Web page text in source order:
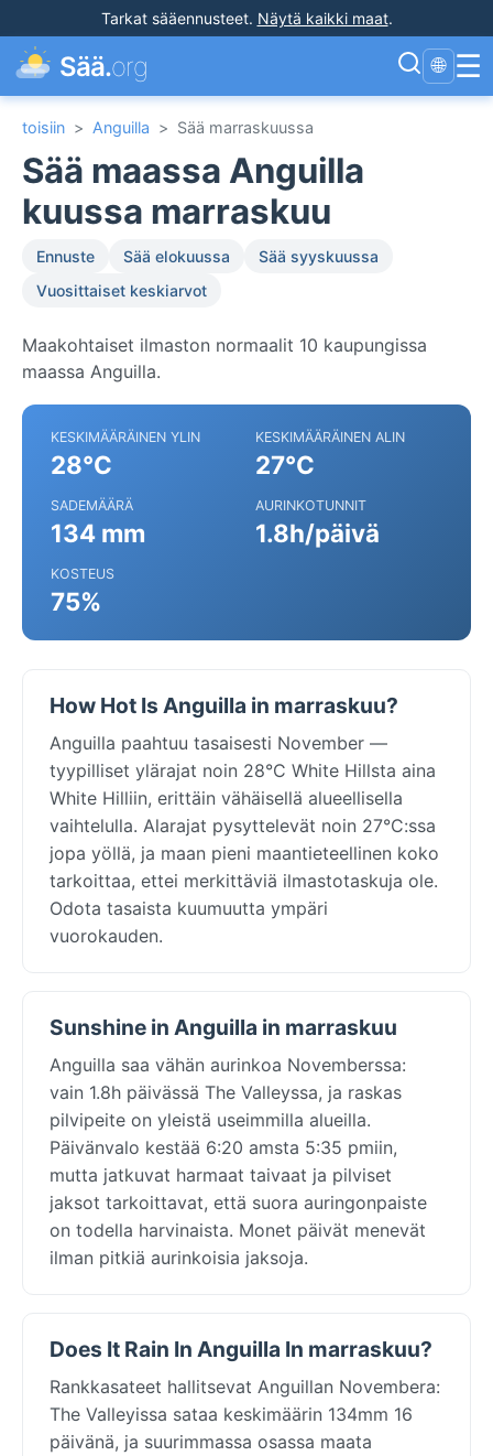
Tarkat sääennusteet. Näytä kaikki maat.
Sää.org 🌐 ☰
toisiin > Anguilla > Sää marraskuussa
Sää maassa Anguilla
kuussa marraskuu
Ennuste Sää elokuussa
Sää syyskuussa
Vuosittaiset keskiarvot
Maakohtaiset ilmaston normaalit 10 kaupungissa
maassa Anguilla.
KESKIMÄÄRÄINEN YLIN
28°C
KESKIMÄÄRÄINEN ALIN
27°C
SADEMÄÄRÄ
134 mm
AURINKOTUNNIT
1.8h/päivä
KOSTEUS
75%
How Hot Is Anguilla in marraskuu?
Anguilla paahtuu tasaisesti November —
tyypilliset ylärajat noin 28°C White Hillsta aina
White Hilliin, erittäin vähäisellä alueellisella
vaihtelulla. Alarajat pysyttelevät noin 27°C:ssa
jopa yöllä, ja maan pieni maantieteellinen koko
tarkoittaa, ettei merkittäviä ilmastotaskuja ole.
Odota tasaista kuumuutta ympäri
vuorokauden.
Sunshine in Anguilla in marraskuu
Anguilla saa vähän aurinkoa Novemberssa:
vain 1.8h päivässä The Valleyssa, ja raskas
pilvipeite on yleistä useimmilla alueilla.
Päivänvalo kestää 6:20 amsta 5:35 pmiin,
mutta jatkuvat harmaat taivaat ja pilviset
jaksot tarkoittavat, että suora auringonpaiste
on todella harvinaista. Monet päivät menevät
ilman pitkiä aurinkoisia jaksoja.
Does It Rain In Anguilla In marraskuu?
Rankkasateet hallitsevat Anguillan Novembera:
The Valleyissa sataa keskimäärin 134mm 16
päivänä, ja suurimmassa osassa maata